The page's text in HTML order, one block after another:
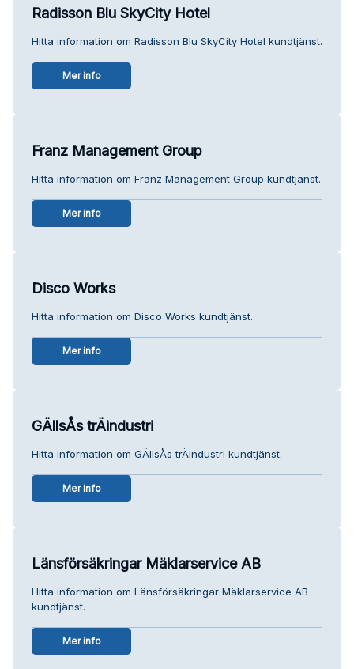
Radisson Blu SkyCity Hotel
Hitta information om Radisson Blu SkyCity Hotel kundtjänst.
Mer info
Franz Management Group
Hitta information om Franz Management Group kundtjänst.
Mer info
Disco Works
Hitta information om Disco Works kundtjänst.
Mer info
GÄllsÅs trÄindustri
Hitta information om GÄllsÅs trÄindustri kundtjänst.
Mer info
Länsförsäkringar Mäklarservice AB
Hitta information om Länsförsäkringar Mäklarservice AB
kundtjänst.
Mer info